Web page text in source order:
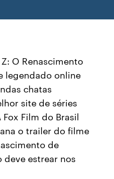
O Renascimento
legendado online
chatas
site de séries
Film do Brasil
o trailer do filme
de
deve estrear nos